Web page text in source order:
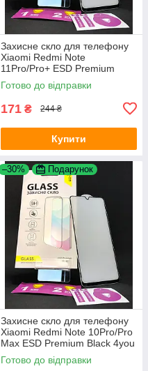
Захисне скло для телефону
Xiaomi Redmi Note
11Pro/Pro+ ESD Premium
Black 4you
Готово до відправки
171 ₴ 244 ₴
Купити
–30% Подарунок
Захисне скло для телефону
Xiaomi Redmi Note 10Pro/Pro
Max ESD Premium Black 4you
Готово до відправки